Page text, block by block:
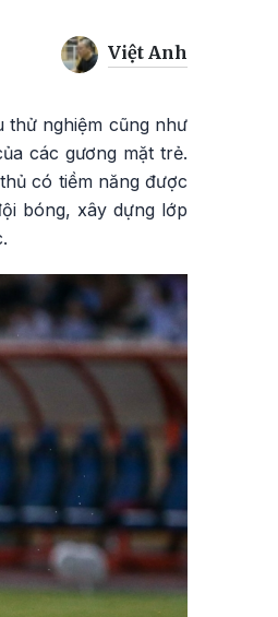
Việt Anh
thử nghiệm cũng như
các gương mặt trẻ.
có tiềm năng được
bóng, xây dựng lớp